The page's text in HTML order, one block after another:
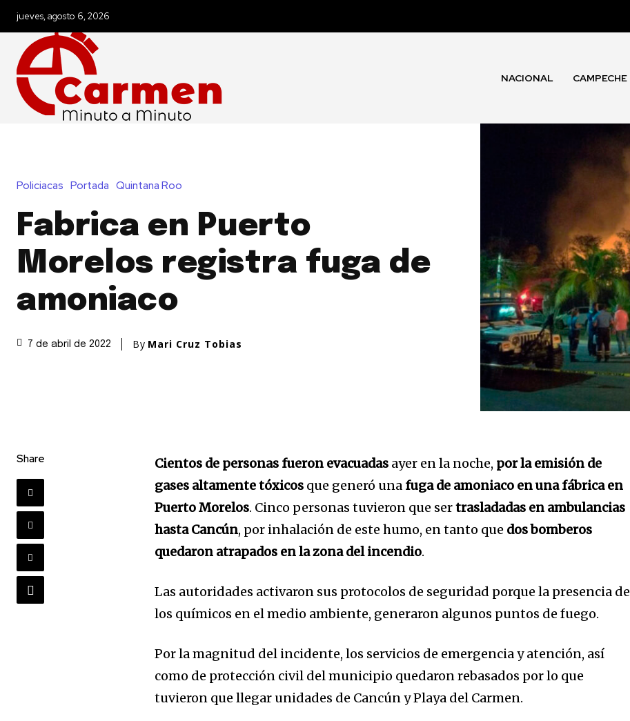
jueves, agosto 6, 2026
NACIONAL CAMPECHE
Policiacas Portada Quintana Roo
Fabrica en Puerto
Morelos registra fuga de
amoniaco
7 de abril de 2022 By Mari Cruz Tobias
Share Cientos de personas fueron evacuadas ayer en la noche, por la emisión de
gases altamente tóxicos que generó una fuga de amoniaco en una fábrica en
Puerto Morelos. Cinco personas tuvieron que sertrasladadas en ambulancias
hasta Cancún, por inhalación de este humo, en tanto que dos bomberos
quedaron atrapados en la zona del incendio.
Las autoridades activaron sus protocolos de seguridad porque la presencia de
los químicos en el medio ambiente, generaron algunos puntos de fuego.
Por la magnitud del incidente, los servicios de emergencia y atención, así
como de protección civil del municipio quedaron rebasados por lo que
tuvieron que llegar unidades de Cancún y Playa del Carmen.